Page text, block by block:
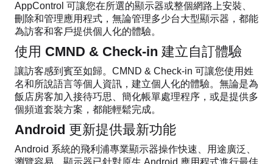
AppControl 可讓您在所選的顯示器或整個網路上安裝、
刪除和管理應用程式，無論管理多少台大型顯示器，都能
為訪客和客戶提供個人化的體驗。
使用 CMND & Check-in 建立自訂體驗
讓訪客感到賓至如歸。CMND & Check-in 可讓您使用姓
名和所說語言等個人資訊，建立個人化的體驗。無論是為
飯店房客加入接待巧思、簡化帳單處理程序，或是提供多
個頻道套裝方案，都能輕鬆完成。
Android 更新提供最新功能
Android 系統的飛利浦專業顯示器操作快速、用途廣泛、